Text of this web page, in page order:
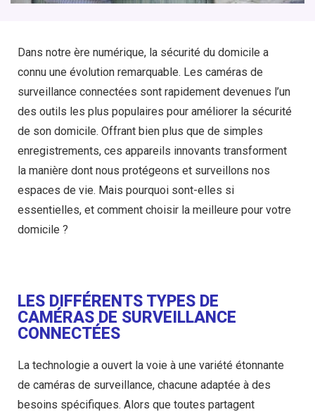
Dans notre ère numérique, la sécurité du domicile a
connu une évolution remarquable. Les caméras de
surveillance connectées sont rapidement devenues l’un
des outils les plus populaires pour améliorer la sécurité
de son domicile. Offrant bien plus que de simples
enregistrements, ces appareils innovants transforment
la manière dont nous protégeons et surveillons nos
espaces de vie. Mais pourquoi sont-elles si
essentielles, et comment choisir la meilleure pour votre
domicile ?
LES DIFFÉRENTS TYPES DE
CAMÉRAS DE SURVEILLANCE
CONNECTÉES
La technologie a ouvert la voie à une variété étonnante
de caméras de surveillance, chacune adaptée à des
besoins spécifiques. Alors que toutes partagent